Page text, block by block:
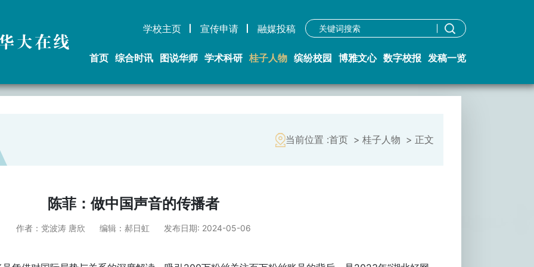
大在线
学校主页 宣传申请 融媒投稿
首页 综合时讯 图说华师 学术科研 桂子人物 缤纷校园 博雅文心 数字校报 发稿一览
当前位置 :首页 > 桂子人物 > 正文
陈菲：做中国声音的传播者
作者：党波涛 唐欣 编辑：郝日虹 发布日期: 2024-05-06